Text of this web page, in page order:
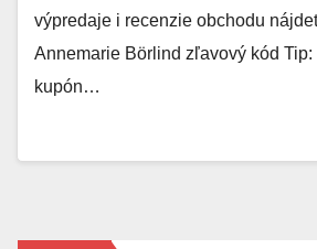
výpredaje i recenzie obchodu
Annemarie Börlind zľavový kód Tip:
kupón…